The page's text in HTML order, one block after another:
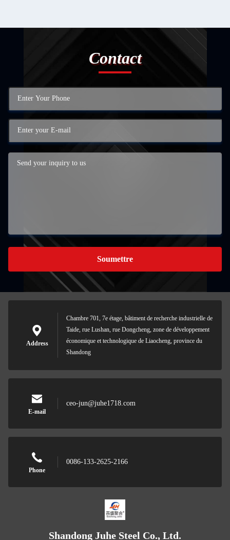
Contact
Soumettre
Address
Chambre 701, 7e étage, bâtiment de recherche industrielle de
Taide, rue Lushan, rue Dongcheng, zone de développement
économique et technologique de Liaocheng, province du
Shandong
E-mail
ceo-jun@juhe1718.com
Phone
0086-133-2625-2166
Shandong Juhe Steel Co., Ltd.